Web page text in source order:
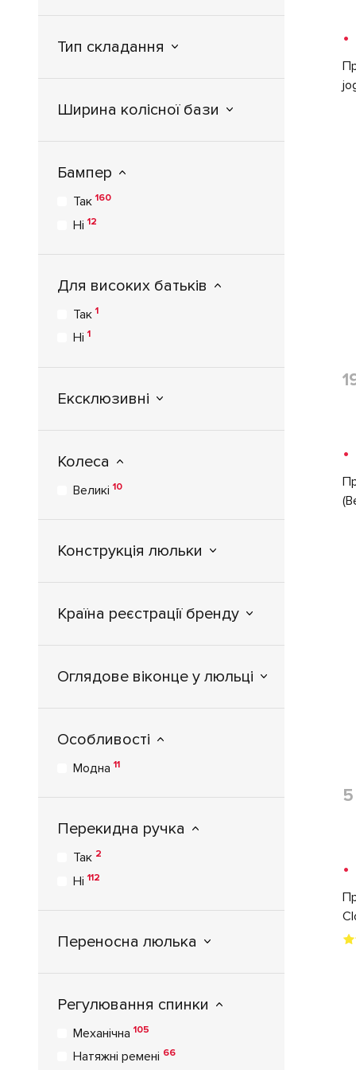
Storchenmuehle
Valco Baby2
Тип складання
Ширина колісної бази
Бампер
Так160
Ні12
Для високих батьків
Так1
Ні1
Ексклюзивні
Колеса
Великі10
Конструкція люльки
Країна реєстрації бренду
Оглядове віконце у люльці
Особливості
Модна11
Перекидна ручка
Так 2
Ні112
Переносна люлька
Регулювання спинки
Механічна105
Натяжні ремені 66
•
•
•